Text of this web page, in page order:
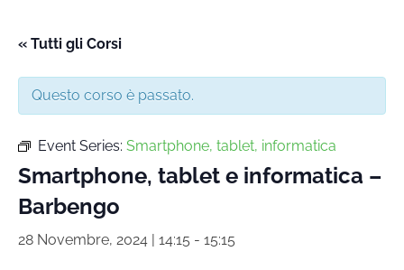
« Tutti gli Corsi
Questo corso è passato.
Event Series: Smartphone, tablet, informatica
Smartphone, tablet e informatica –
Barbengo
28 Novembre, 2024 | 14:15 - 15:15